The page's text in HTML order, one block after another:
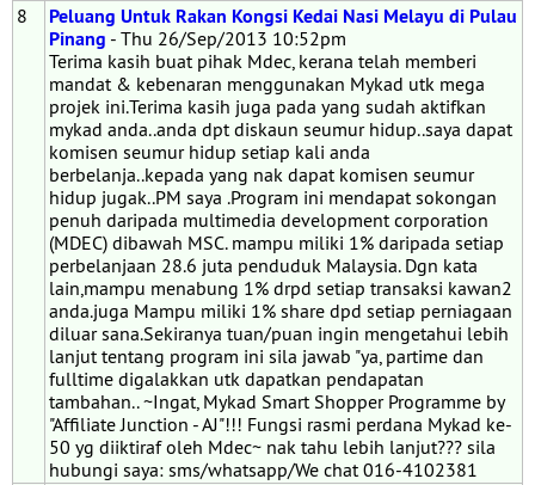
8
Peluang Untuk Rakan Kongsi Kedai Nasi Melayu di Pulau
Pinang - Thu 26/Sep/2013 10:52pm
Terima kasih buat pihak Mdec, kerana telah memberi
mandat & kebenaran menggunakan Mykad utk mega
projek ini.Terima kasih juga pada yang sudah aktifkan
mykad anda..anda dpt diskaun seumur hidup..saya dapat
komisen seumur hidup setiap kali anda
berbelanja..kepada yang nak dapat komisen seumur
hidup jugak..PM saya .Program ini mendapat sokongan
penuh daripada multimedia development corporation
(MDEC) dibawah MSC. mampu miliki 1% daripada setiap
perbelanjaan 28.6 juta penduduk Malaysia. Dgn kata
lain,mampu menabung 1% drpd setiap transaksi kawan2
anda.juga Mampu miliki 1% share dpd setiap perniagaan
diluar sana.Sekiranya tuan/puan ingin mengetahui lebih
lanjut tentang program ini sila jawab "ya, partime dan
fulltime digalakkan utk dapatkan pendapatan
tambahan.. ~Ingat, Mykad Smart Shopper Programme by
"Affiliate Junction - AJ"!!! Fungsi rasmi perdana Mykad ke-
50 yg diiktiraf oleh Mdec~ nak tahu lebih lanjut??? sila
hubungi saya: sms/whatsapp/We chat 016-4102381